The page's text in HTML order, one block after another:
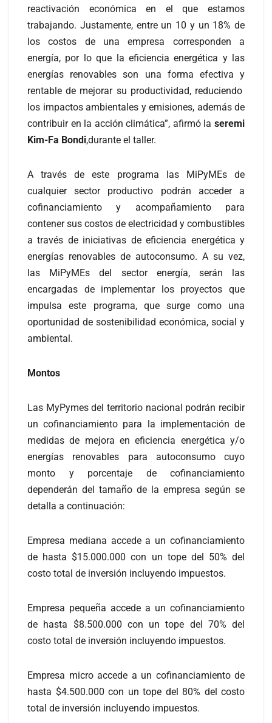
reactivación económica en el que estamos
trabajando. Justamente, entre un 10 y un 18% de
los costos de una empresa corresponden a
energía, por lo que la eficiencia energética y las
energías renovables son una forma efectiva y
rentable de mejorar su productividad, reduciendo
los impactos ambientales y emisiones, además de
contribuir en la acción climática”, afirmó la seremi
Kim-Fa Bondi,durante el taller.
A través de este programa las MiPyMEs de
cualquier sector productivo podrán acceder a
cofinanciamiento y acompañamiento para
contener sus costos de electricidad y combustibles
a través de iniciativas de eficiencia energética y
energías renovables de autoconsumo. A su vez,
las MiPyMEs del sector energía, serán las
encargadas de implementar los proyectos que
impulsa este programa, que surge como una
oportunidad de sostenibilidad económica, social y
ambiental.
Montos
Las MyPymes del territorio nacional podrán recibir
un cofinanciamiento para la implementación de
medidas de mejora en eficiencia energética y/o
energías renovables para autoconsumo cuyo
monto y porcentaje de cofinanciamiento
dependerán del tamaño de la empresa según se
detalla a continuación:
Empresa mediana accede a un cofinanciamiento
de hasta $15.000.000 con un tope del 50% del
costo total de inversión incluyendo impuestos.
Empresa pequeña accede a un cofinanciamiento
de hasta $8.500.000 con un tope del 70% del
costo total de inversión incluyendo impuestos.
Empresa micro accede a un cofinanciamiento de
hasta $4.500.000 con un tope del 80% del costo
total de inversión incluyendo impuestos.